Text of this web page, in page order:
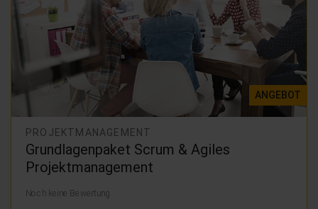
ANGEBOT
PROJEKTMANAGEMENT
Grundlagenpaket Scrum & Agiles
Projektmanagement
Noch keine Bewertung